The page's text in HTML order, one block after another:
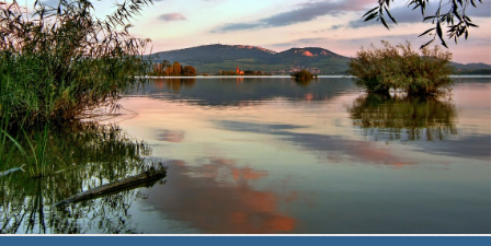
Zapomněli jste heslo?
Měli jste účet na starém webu?